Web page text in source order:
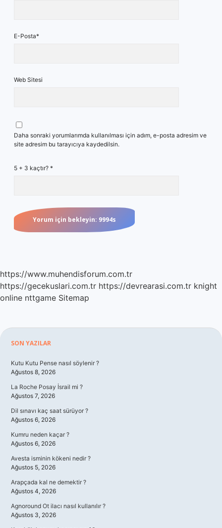
E-Posta*
Web Sitesi
Daha sonraki yorumlarımda kullanılması için adım, e-posta adresim ve
site adresim bu tarayıcıya kaydedilsin.
5 + 3 kaçtır? *
https://www.muhendisforum.com.tr
https://gecekuslari.com.tr https://devrearasi.com.tr knight
online nttgame Sitemap
Sidebar
SON YAZILAR
Kutu Kutu Pense nasıl söylenir ?
Ağustos 8, 2026
La Roche Posay İsrail mi ?
Ağustos 7, 2026
Dil sınavı kaç saat sürüyor ?
Ağustos 6, 2026
Kumru neden kaçar ?
Ağustos 6, 2026
Avesta isminin kökeni nedir ?
Ağustos 5, 2026
Arapçada kal ne demektir ?
Ağustos 4, 2026
Agnoround Ot ilacı nasıl kullanılır ?
Ağustos 3, 2026